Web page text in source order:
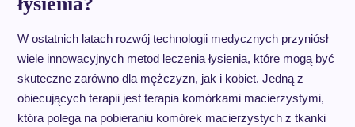
W ostatnich latach rozwój technologii medycznych przyniósł
wiele innowacyjnych metod leczenia łysienia, które mogą być
skuteczne zarówno dla mężczyzn, jak i kobiet. Jedną z
obiecujących terapii jest terapia komórkami macierzystymi,
która polega na pobieraniu komórek macierzystych z tkanki